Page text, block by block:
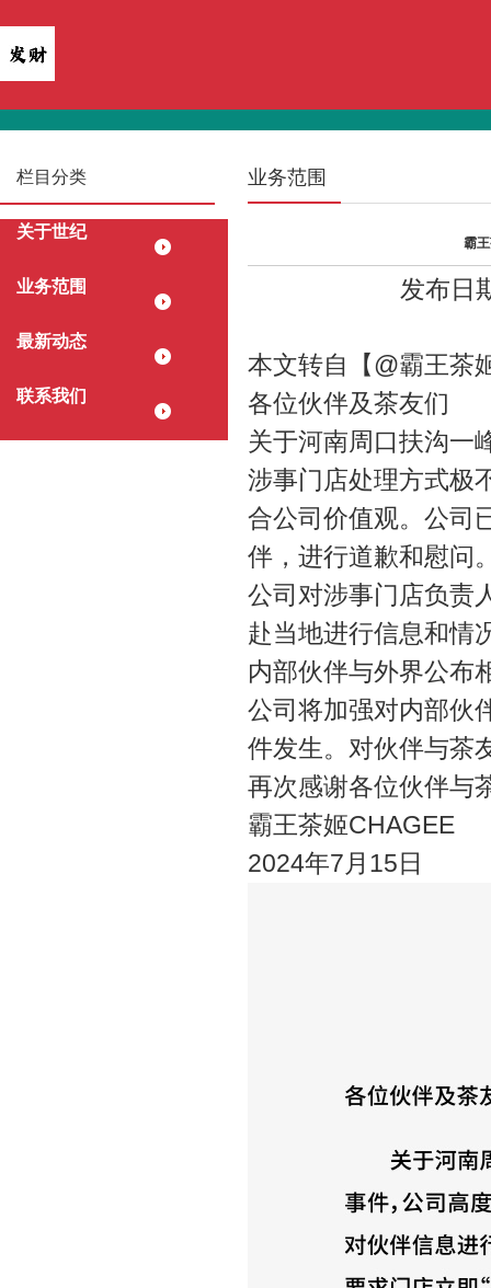
栏目分类
关于世纪
业务范围
最新动态
联系我们
业务范围
霸
发布日
本文转自【@霸王茶
各位伙伴及茶友们
关于河南周口扶沟一
涉事门店处理方式极
合公司价值观。公司
伴，进行道歉和慰问
公司对涉事门店负责
赴当地进行信息和情
内部伙伴与外界公布
公司将加强对内部伙
件发生。对伙伴与茶
再次感谢各位伙伴与
霸王茶姬CHAGEE
2024年7月15日